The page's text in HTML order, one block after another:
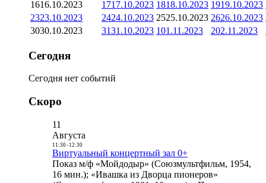
1616.10.2023 1717.10.2023 1818.10.2023 1919.10.2023
2323.10.2023 2424.10.2023 2525.10.2023 2626.10.2023
3030.10.2023 3131.10.2023 101.11.2023 202.11.2023
Сегодня
Сегодня нет событий
Скоро
11
Августа
11:30- 12:30
Виртуальный концертный зал 0+
Показ м/ф «Мойдодыр» (Союзмультфильм, 1954,
16 мин.); «Ивашка из Дворца пионеров»